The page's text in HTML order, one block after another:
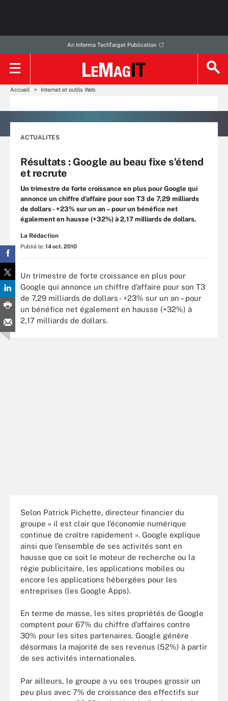
An Informa TechTarget Publication
Accueil Internet et outils Web
ACTUALITES
Résultats : Google au beau fixe s'étend
et recrute
Un trimestre de forte croissance en plus pour Google qui
annonce un chiffre d’affaire pour son T3 de 7,29 milliards
de dollars - +23% sur un an – pour un bénéfice net
également en hausse (+32%) à 2,17 milliards de dollars.
La Rédaction
Publié le: 14 oct. 2010
Un trimestre de forte croissance en plus pour
Google qui annonce un chiffre d’affaire pour son T3
de 7,29 milliards de dollars - +23% sur un an – pour
un bénéfice net également en hausse (+32%) à
2,17 milliards de dollars.
Selon Patrick Pichette, directeur financier du
groupe « il est clair que l’économie numérique
continue de croître rapidement ». Google explique
ainsi que l’ensemble de ses activités sont en
hausse que ce soit le moteur de recherche ou la
régie publicitaire, les applications mobiles ou
encore les applications hébergées pour les
entreprises (les Google Apps).
En terme de masse, les sites propriétés de Google
comptent pour 67% du chiffre d’affaires contre
30% pour les sites partenaires. Google génère
désormais la majorité de ses revenus (52%) à partir
de ses activités internationales.
Par ailleurs, le groupe a vu ses troupes grossir un
peu plus avec 7% de croissance des effectifs sur